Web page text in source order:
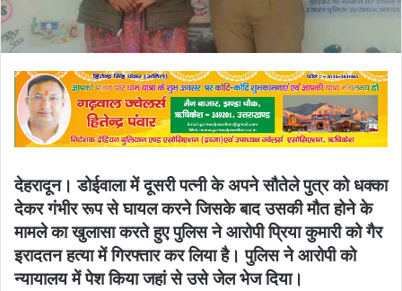
देहरादून। डोईवाला में दूसरी पत्नी के अपने सौतेले पुत्र को धक्का
देकर गंभीर रूप से घायल करने जिसके बाद उसकी मौत होने के
मामले का खुलासा करते हुए पुलिस ने आरोपी प्रिया कुमारी को गैर
इरादतन हत्या में गिरफ्तार कर लिया है। पुलिस ने आरोपी को
न्यायालय में पेश किया जहां से उसे जेल भेज दिया।